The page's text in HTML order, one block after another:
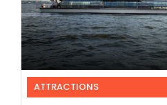
ATTRACTIONS